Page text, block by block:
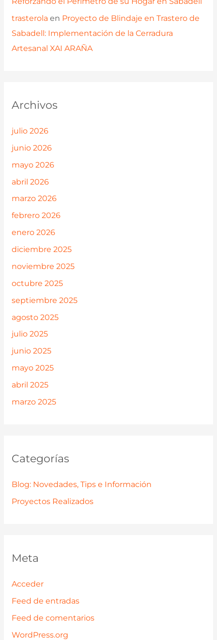
trasterola en Proyecto de Blindaje en Trastero de
Sabadell: Implementación de la Cerradura
Artesanal XAI ARAÑA
Archivos
julio 2026
junio 2026
mayo 2026
abril 2026
marzo 2026
febrero 2026
enero 2026
diciembre 2025
noviembre 2025
octubre 2025
septiembre 2025
agosto 2025
julio 2025
junio 2025
mayo 2025
abril 2025
marzo 2025
Categorías
Blog: Novedades, Tips e Información
Proyectos Realizados
Meta
Acceder
Feed de entradas
Feed de comentarios
WordPress.org